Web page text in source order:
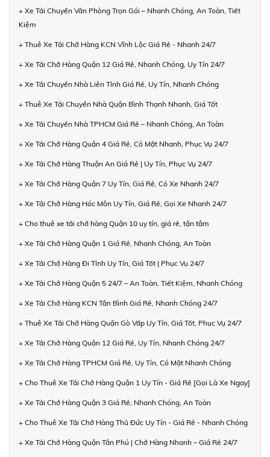
+ Xe Tải Chuyển Văn Phòng Trọn Gói – Nhanh Chóng, An Toàn, Tiết
Kiệm
+ Thuê Xe Tải Chở Hàng KCN Vĩnh Lộc Giá Rẻ - Nhanh 24/7
+ Xe Tải Chở Hàng Quận 12 Giá Rẻ, Nhanh Chóng, Uy Tín 24/7
+ Xe Tải Chuyển Nhà Liên Tỉnh Giá Rẻ, Uy Tín, Nhanh Chóng
+ Thuê Xe Tải Chuyển Nhà Quận Bình Thạnh Nhanh, Giá Tốt
+ Xe Tải Chuyển Nhà TPHCM Giá Rẻ – Nhanh Chóng, An Toàn
+ Xe Tải Chở Hàng Quận 4 Giá Rẻ, Có Mặt Nhanh, Phục Vụ 24/7
+ Xe Tải Chở Hàng Thuận An Giá Rẻ | Uy Tín, Phục Vụ 24/7
+ Xe Tải Chở Hàng Quận 7 Uy Tín, Giá Rẻ, Có Xe Nhanh 24/7
+ Xe Tải Chở Hàng Hóc Môn Uy Tín, Giá Rẻ, Gọi Xe Nhanh 24/7
+ Cho thuê xe tải chở hàng Quận 10 uy tín, giá rẻ, tận tâm
+ Xe Tải Chở Hàng Quận 1 Giá Rẻ, Nhanh Chóng, An Toàn
+ Xe Tải Chở Hàng Đi Tỉnh Uy Tín, Giá Tốt | Phục Vụ 24/7
+ Xe Tải Chở Hàng Quận 5 24/7 – An Toàn, Tiết Kiệm, Nhanh Chóng
+ Xe Tải Chở Hàng KCN Tân Bình Giá Rẻ, Nhanh Chóng 24/7
+ Thuê Xe Tải Chở Hàng Quận Gò Vấp Uy Tín, Giá Tốt, Phục Vụ 24/7
+ Xe Tải Chở Hàng Quận 12 Giá Rẻ, Uy Tín, Nhanh Chóng 24/7
+ Xe Tải Chở Hàng TPHCM Giá Rẻ, Uy Tín, Có Mặt Nhanh Chóng
+ Cho Thuê Xe Tải Chở Hàng Quận 1 Uy Tín - Giá Rẻ [Gọi Là Xe Ngay]
+ Xe Tải Chở Hàng Quận 3 Giá Rẻ, Nhanh Chóng, An Toàn
+ Cho Thuê Xe Tải Chở Hàng Thủ Đức Uy Tín - Giá Rẻ - Nhanh Chóng
+ Xe Tải Chở Hàng Quận Tân Phú | Chở Hàng Nhanh – Giá Rẻ 24/7